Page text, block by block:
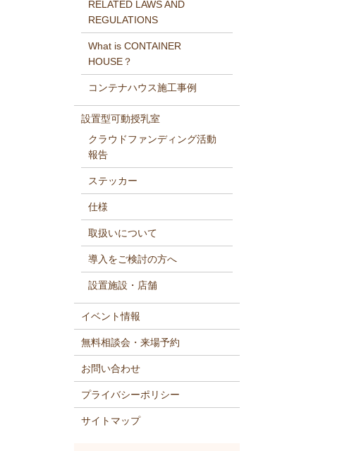
RELATED LAWS AND
REGULATIONS
What is CONTAINER
HOUSE？
コンテナハウス施工事例
設置型可動授乳室
クラウドファンディング活動
報告
ステッカー
仕様
取扱いについて
導入をご検討の方へ
設置施設・店舗
イベント情報
無料相談会・来場予約
お問い合わせ
プライバシーポリシー
サイトマップ